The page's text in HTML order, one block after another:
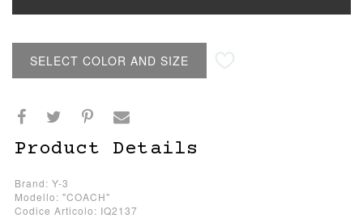
SELECT COLOR AND SIZE
Product Details
Brand: Y-3
Modello: "COACH"
Codice Articolo: IQ2137